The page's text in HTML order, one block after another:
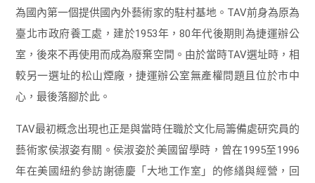
為國內第一個提供國內外藝術家的駐村基地。TAV前身為原為
臺北市政府養工處，建於1953年，80年代後期則為捷運辦公
室，後來不再使用而成為廢棄空間。由於當時TAV選址時，相
較另一選址的松山煙廠，捷運辦公室無產權問題且位於市中
心，最後落腳於此。
TAV最初概念出現也正是與當時任職於文化局籌備處研究員的
藝術家侯淑姿有關。侯淑姿於美國留學時，曾在1995至1996
年在美國紐約參訪謝德慶「大地工作室」的修繕與經營，回